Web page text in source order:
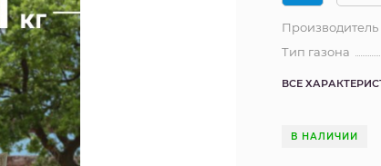
Тип газона
ВСЕ
В НАЛИЧИИ